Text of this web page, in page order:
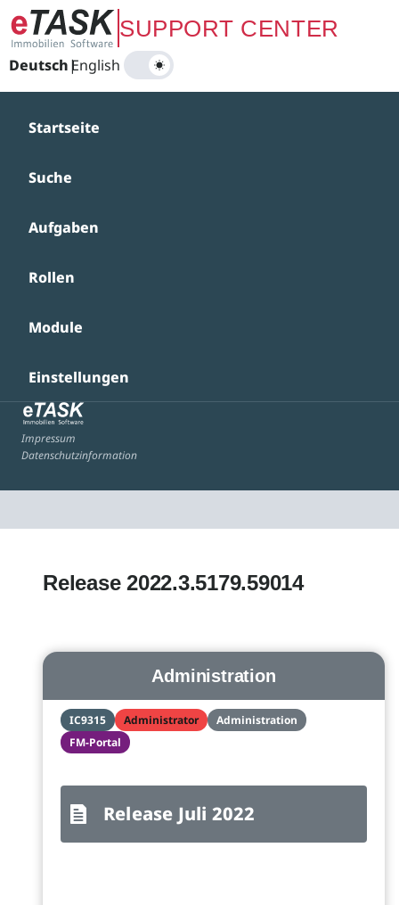
Zum Hauptinhalt springenSUPPORT CENTER
Deutsch|
English
Startseite
Suche
Aufgaben
Rollen
Module
Einstellungen
Impressum
Datenschutzinformation
Release 2022.3.5179.59014
Administration
IC9315 Administrator
Administration
FM-Portal
Release Juli 2022